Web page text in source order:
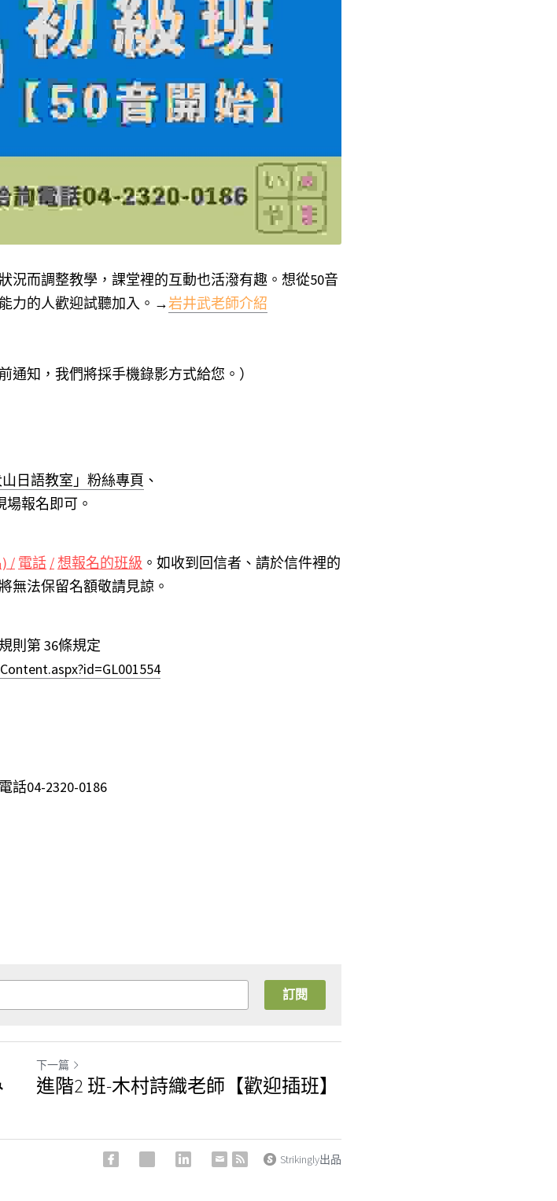
況而調整教學，課堂裡的互動也活潑有趣。想從50音
力的人歡迎試聽加入。 →岩井武老師介紹
通知，我們將採手機錄影方式給您。）
山日語教室」粉絲專頁 、
場報名即可。
/ 電話 /想報名的班級 。如收到回信者、請於信件裡的
無法保留名額敬請見諒。
則第36條規定
話04-2320-0186
訂閱
下一篇
進階2 班-木村詩織老師【歡迎插班】
Strikingly出品